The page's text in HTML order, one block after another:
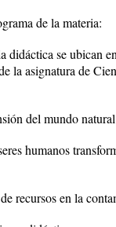
de la materia:
didáctica se ubican
la asignatura de
del mundo
humanos
recursos en la